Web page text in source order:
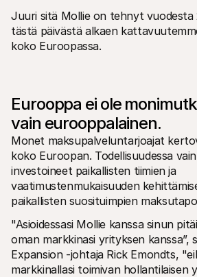
Ota yhteyttä meidän
Ota yhteyttä myyntiin
Tutustu, kuinka voimme auttaa yritystäsi
Juuri sitä Mollie on tehnyt vuodesta
tästä päivästä alkaen
koko Euroopassa.
Eurooppa ei ole
vain eurooppalainen.
Monet maksupalveluntarjoajat
koko Euroopan. Todellisuudessa
investoineet paikallisten tiimien ja
vaatimustenmukaisuuden
paikallisten suosituimpien
"Asioidessasi Mollie kanssa sinun
oman markkinasi yrityksen kanssa”,
Expansion -johtaja Rick Emondts,
markkinallasi toimivan hollantilaisen